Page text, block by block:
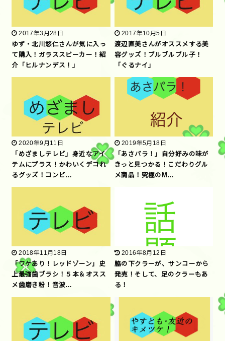
2017年3月28日
ゆず・北川悠仁さんが気に入っ
て購入！ガラススピーカー！紹
介「ヒルナンデス！」
2017年10月5日
渡辺直美さんがオススメする美
容グッズ！ブルブルブル子！
「ぐるナイ」
2020年9月11日
「めざましテレビ」身近なアイ
テムにプラス！かわいくデコれ
るグッズ！コンビ…
2019年5月18日
「あさパラ！」自分好みの味が
きっと見つかる！こだわりグル
メ商品！究極のM…
2018年11月18日
「ワケあり！レッドゾーン」史
上最強歯ブラシ！５本＆オスス
メ歯磨き粉！音波…
2016年8月12日
脇の下クラーが、サンコーから
発売！そして、足のクラーもあ
る！